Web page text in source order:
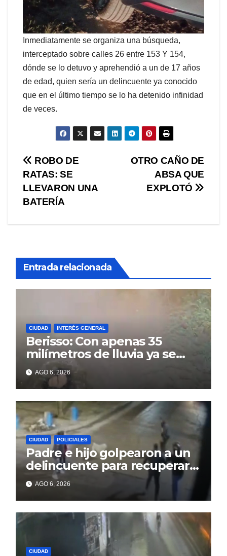
Inmediatamente se organiza una búsqueda,
interceptado sobre calles 26 entre 153 Y 154,
dónde se lo detuvo y aprehendió a un de 17 años
de edad, quien sería un delincuente ya conocido
que en el último tiempo se lo ha detenido infinidad
de veces.
Navegación
de
entradas
OTRO CAÑO DE
ABSA QUE
EXPLOTÓ
ROBO DE
RATAS: SE
LLEVARON UNA
BATERÍA
Entrada relacionada
CIUDAD INTERÉS GENERAL
Berisso: Con apenas 35
milímetros de lluvia ya se
sienten los problemas
AGO 6, 2026
CIUDAD POLICIALES
Padre e hijo golpearon a un
delincuente para recuperar
un celular robado en Berisso
AGO 6, 2026
CIUDAD